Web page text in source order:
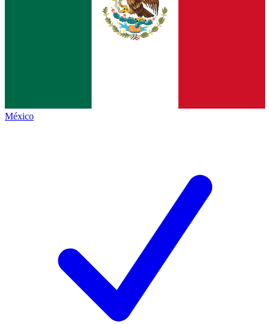
México